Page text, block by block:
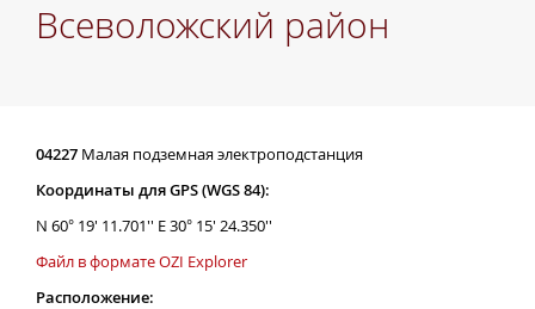
Всеволожский район
04227 Малая подземная электроподстанция
Координаты для GPS (WGS 84):
N 60° 19' 11.701'' E 30° 15' 24.350''
Файл в формате OZI Explorer
Расположение: